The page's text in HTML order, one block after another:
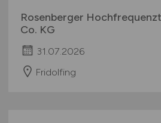
Rosenberger
Co. KG
31.07.2026
Fridolfing